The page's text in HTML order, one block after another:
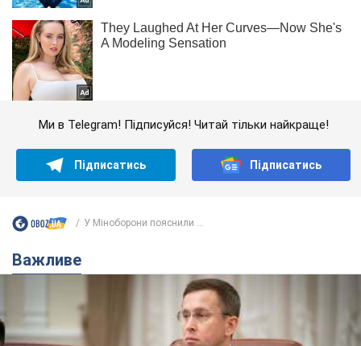
Ми в Telegram! Підписуйся! Читай тільки найкраще!
Підписатись Підписатись
У Міноборони пояснили ...
Важливе